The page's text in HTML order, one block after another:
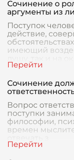
Сочинение о
аргументы из
Поступок
действие,
имеющий
Сочинение
Вопрос
поступки
философии,
времен